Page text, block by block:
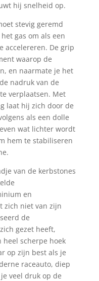
hij snelheid op.
stevig geremd
gas om als een
accelereren. De grip
waarop de
en naarmate je het
nadruk van de
verplaatsen. Met
laat hij zich door de
als een dolle
wat lichter wordt
hem te stabiliseren
van de kerbstones
en
zich niet van zijn
de
gezet heeft,
heel scherpe hoek
op zijn best als je
raceauto, diep
veel druk op de